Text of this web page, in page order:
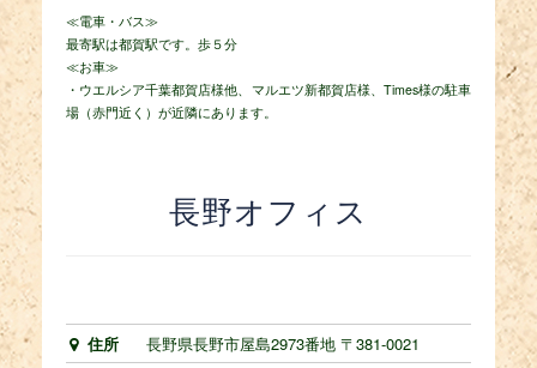
≪電車・バス≫
最寄駅は都賀駅です。歩５分
≪お車≫
・ウエルシア千葉都賀店様他、マルエツ新都賀店様、Times様の駐車
場（赤門近く）が近隣にあります。
長野オフィス
住所
長野県長野市屋島2973番地 〒381-0021